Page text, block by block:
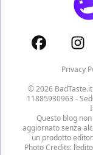
Privacy
© 2026
11885930963 -
Questo blog
aggiornato senza
un prodotto
Photo Credits: